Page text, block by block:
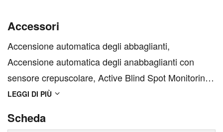
Accessori
Accensione automatica degli abbaglianti,
Accensione automatica degli anabbaglianti con
sensore crepuscolare, Active Blind Spot Monitoring
(BSM) con cross path detection, Adaptive Cruise
8.8&apos;&apos; Multitouch (Radio, Navigatore 3D,
LEGGI DI PIÙ
Scheda